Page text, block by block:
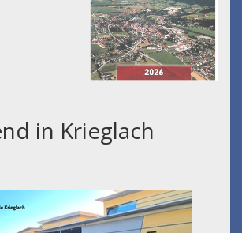
in Krieglach